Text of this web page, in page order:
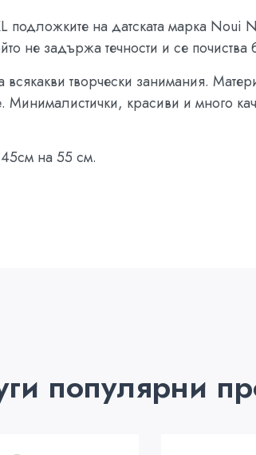
подложките на датската марка
не задържа течности и се
творчески занимания.
Минималистички, красиви и много
на 55 см.
популярни